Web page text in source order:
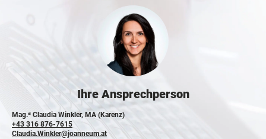
Ihre Ansprechperson
Mag.a Claudia Winkler, MA (Karenz)
+43 316 876-7615
Claudia.Winkler@joanneum.at